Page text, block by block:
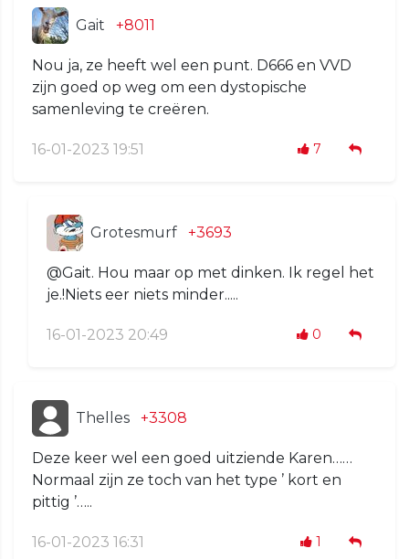
Gait +8011
Nou ja, ze heeft wel een punt. D666 en VVD
zijn goed op weg om een dystopische
samenleving te creëren.
16-01-2023 19:51 7
Grotesmurf +3693
@Gait. Hou maar op met dinken. Ik regel het
je.!Niets eer niets minder.....
16-01-2023 20:49 0
Thelles +3308
Deze keer wel een goed uitziende Karen……
Normaal zijn ze toch van het type ’ kort en
pittig ’…..
16-01-2023 16:31 1